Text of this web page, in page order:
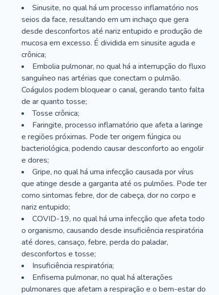
Sinusite, no qual há um processo inflamatório nos
seios da face, resultando em um inchaço que gera
desde desconfortos até nariz entupido e produção de
mucosa em excesso. É dividida em sinusite aguda e
crônica;
Embolia pulmonar, no qual há a interrupção do fluxo
sanguíneo nas artérias que conectam o pulmão.
Coágulos podem bloquear o canal, gerando tanto falta
de ar quanto tosse;
Tosse crônica;
Faringite, processo inflamatório que afeta a laringe
e regiões próximas. Pode ter origem fúngica ou
bacteriológica, podendo causar desconforto ao engolir
e dores;
Gripe, no qual há uma infecção causada por vírus
que atinge desde a garganta até os pulmões. Pode ter
como sintomas febre, dor de cabeça, dor no corpo e
nariz entupido;
COVID-19, no qual há uma infecção que afeta todo
o organismo, causando desde insuficiência respiratória
até dores, cansaço, febre, perda do paladar,
desconfortos e tosse;
Insuficiência respiratória;
Enfisema pulmonar, no qual há alterações
pulmonares que afetam a respiração e o bem-estar do